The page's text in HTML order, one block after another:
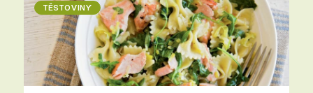
TĚSTOVINY